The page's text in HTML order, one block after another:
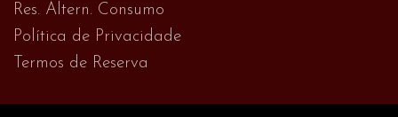
Res. Altern. Consumo
Política de Privacidade
Termos de Reserva